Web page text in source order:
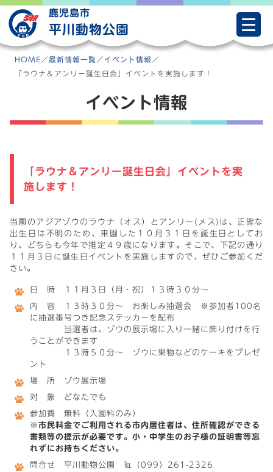
Skip
to
content
鹿児島市
平川動物公園
HOME ／最新情報一覧 ／ イベント情報 ／
「ラウナ＆アンリー誕生日会」イベントを実施します！
イベント情報
「ラウナ＆アンリー誕生日会」イベントを実
施します！
当園のアジアゾウのラウナ（オス）とアンリー(メス)は、正確な
出生日は不明のため、来園した１０月３１日を誕生日としてお
り、どちらも今年で推定４９歳になります。そこで、下記の通り
１１月３日に誕生日イベントを実施しますので、ぜひご参加くだ
さい。
日 時 １１月３日（月・祝）１３時３０分〜
内 容 １３時３０分〜 お楽しみ抽選会 ※参加者100名
に抽選番号つき記念ステッカーを配布
当選者は、ゾウの展示場に入り一緒に飾り付けを行
うことができます
１３時５０分〜 ゾウに果物などのケーキをプレゼ
ント
場 所 ゾウ展示場
対 象 どなたでも
参加費 無料（入園料のみ）
※市民料金でご利用される市内居住者は、住所確認ができる
書類等の提示が必要です。小・中学生のお子様の証明書等忘
れずにお持ちください。
問合せ 平川動物公園 ℡（099）261-2326